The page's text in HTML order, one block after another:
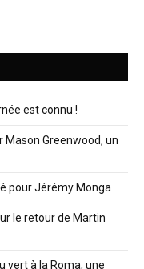
est connu !
Mason Greenwood, un
pour Jérémy Monga
le retour de Martin
vert à la Roma, une